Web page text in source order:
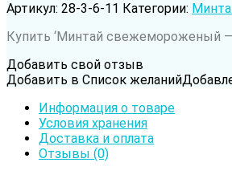
Артикул: 28-3-6-11 Категории:
Купить ‘Минтай cвежемороженый —
Добавить свой отзыв
Добавить в Список желаний
Информация о товаре
Условия хранения
Доставка и оплата
Отзывы (0)